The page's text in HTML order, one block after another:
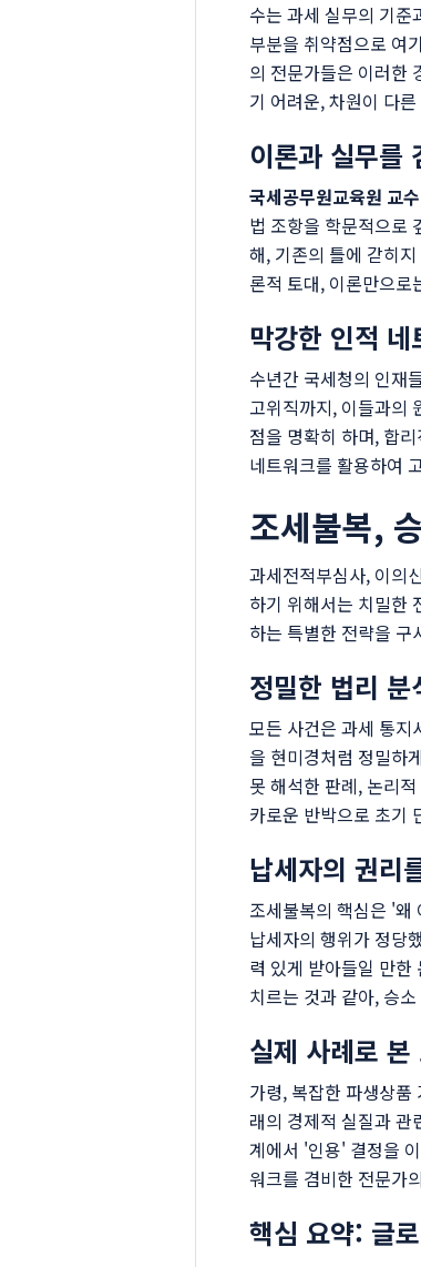
수는 과세 실무의 기준
부분을 취약점으로 여
의 전문가들은 이러한
기 어려운, 차원이 다
이론과 실무를
국세공무원교육원 교수
법 조항을 학문적으로
해, 기존의 틀에 갇히
론적 토대, 이론만으
막강한 인적 네
수년간 국세청의 인재
고위직까지, 이들과의
점을 명확히 하며, 합
네트워크를 활용하여
조세불복,
과세전적부심사, 이의
하기 위해서는 치밀한
하는 특별한 전략을 구
정밀한 법리
모든 사건은 과세 통지
을 현미경처럼 정밀하
못 해석한 판례, 논리
카로운 반박으로 초기
납세자의 권리
조세불복의 핵심은 '왜
납세자의 행위가 정당
력 있게 받아들일 만
치르는 것과 같아, 승
실제 사례로
가령, 복잡한 파생상
래의 경제적 실질과
계에서 '인용' 결정을
워크를 겸비한 전문가
핵심 요약: 글